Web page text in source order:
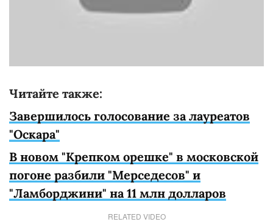
Читайте также:
Завершилось голосование за лауреатов
"Оскара"
В новом "Крепком орешке" в московской
погоне разбили "Мерседесов" и
"Ламборджини" на 11 млн долларов
RELATED VIDEO